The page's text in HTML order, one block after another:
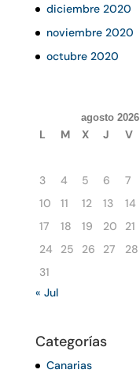
diciembre 2020
noviembre 2020
octubre 2020
agosto 2026
L M X J V
3
4 5 6 7
10
11 12 13 14
17
18 19 20 21
24
25 26 27 28
31
« Jul
Categorías
Canarias